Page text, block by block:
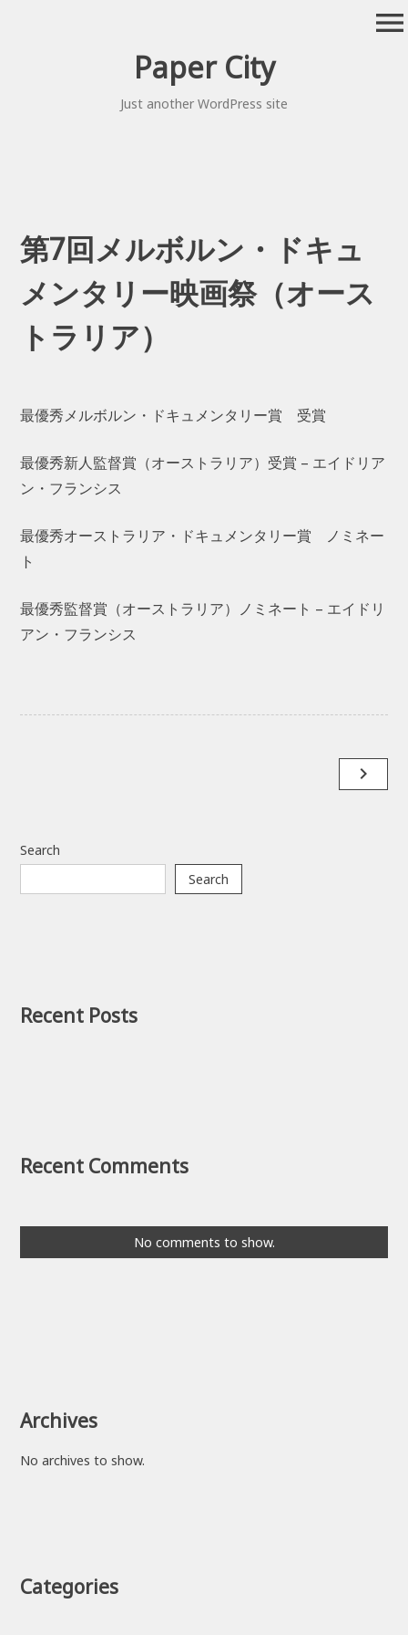
Paper City
Just another WordPress site
menu
第7回メルボルン・ドキュ
メンタリー映画祭（オース
トラリア）
最優秀メルボルン・ドキュメンタリー賞 受賞
最優秀新人監督賞（オーストラリア）受賞 – エイドリア
ン・フランシス
最優秀オーストラリア・ドキュメンタリー賞 ノミネー
ト
最優秀監督賞（オーストラリア）ノミネート – エイドリ
アン・フランシス
navigate_next
Search
Search
Recent Posts
Recent Comments
No comments to show.
Archives
No archives to show.
Categories